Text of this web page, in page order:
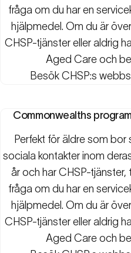
fråga om du har en
hjälpmedel. Om du är
CHSP-tjänster eller aldrig
Aged Care och
Besök CHSP:s
Commonwealths
Perfekt för äldre som
sociala kontakter inom
år och har CHSP-
fråga om du har en
hjälpmedel. Om du är
CHSP-tjänster eller aldrig
Aged Care och